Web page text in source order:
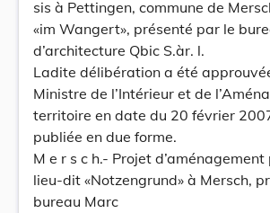
sis à Pettingen, commune de
«im Wangert», présenté par le
d’architecture Qbic S.àr. l.
Ladite délibération a été
Ministre de l’Intérieur et de
territoire en date du 20 février
publiée en due forme.
M e r s c h.- Projet
lieu-dit «Notzengrund» à Mersch,
bureau Marc